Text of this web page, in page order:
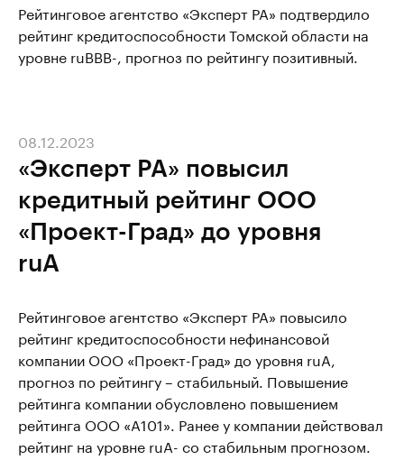
Рейтинговое агентство «Эксперт РА» подтвердило
рейтинг кредитоспособности Томской области на
уровне ruВВВ-, прогноз по рейтингу позитивный.
«Эксперт РА» повысил
кредитный рейтинг ООО
«Проект-Град» до уровня
ruA
08.12.2023
Рейтинговое агентство «Эксперт РА» повысило
рейтинг кредитоспособности нефинансовой
компании ООО «Проект-Град» до уровня ruA,
прогноз по рейтингу – стабильный. Повышение
рейтинга компании обусловлено повышением
рейтинга ООО «А101». Ранее у компании действовал
рейтинг на уровне ruA- со стабильным прогнозом.